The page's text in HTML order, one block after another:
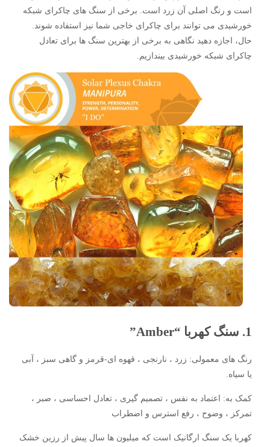
است و رنگ اصلی آن زرد است. برخی از سنگ های چاکرای شبکه
خورشیدی می توانند برای چاکرای خاجی شما نیز استفاده شوند.
حال، اجازه دهید نگاهی به برخی از بهترین سنگ ها برای تعادل
چاکرای شبکه خورشیدی بیندازیم.
1. سنگ کهربا “Amber”
رنگ های معمولی: زرد ، نارنجی ، قهوه ای-قرمز و گاهی سبز ، آبی
یا سیاه.
کمک به: اعتماد به نفس ، تصمیم گیری ، تعادل احساسی ، صبر ،
تمرکز ، وضوح ، رفع استرس و اضطراب
کهربا یک سنگ ارگانیک است که میلیون ها سال پیش از رزین خشک